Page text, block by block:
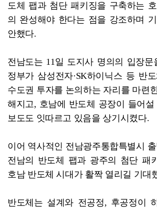
도체 팹과 첨단 패키징을 구축하는
의 완성해야 한다는 점을 강조하며
안했다.
전남도는 11일 도지사 명의의 입장
정부가 삼성전자·SK하이닉스 등 반
수도권 투자를 논의하는 자리를 마련
해지고, 호남에 반도체 공장이 들어
보도도 잇따르고 있음을 상기시켰다.
이어 역사적인 전남광주통합특별시
전남의 반도체 팹과 광주의 첨단 패
호남 반도체 시대가 활짝 열리길 기대
반도체는 설계와 전공정, 후공정이